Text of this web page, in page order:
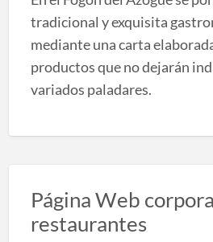
tradicional y exquisita
mediante una carta
productos que no dejarán
variados paladares.
Página Web
restaurantes